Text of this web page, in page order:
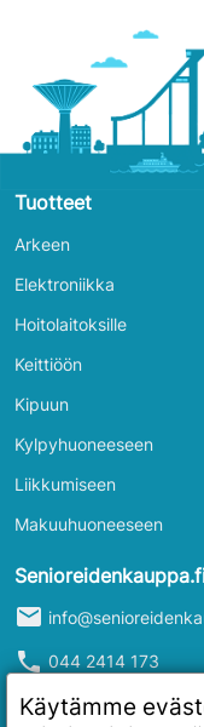
Tuotteet
Arkeen
Elektroniikka
Hoitolaitoksille
Keittiöön
Kipuun
Kylpyhuoneeseen
Liikkumiseen
Makuuhuoneeseen
mail
phone 044 2414 173
infoY-tunnus:
Käytämme